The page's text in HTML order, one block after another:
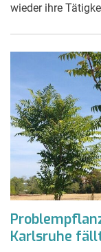
wieder ihre
Karlsruhe